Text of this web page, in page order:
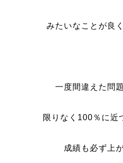
みたいなことが良
一度間違えた問
限りなく100％に近
成績も必ず上